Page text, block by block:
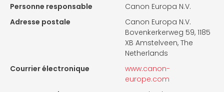
Personne responsable
Canon Europa N.V.
Adresse postale
Canon Europa N.V.
Bovenkerkerweg 59, 1185
XB Amstelveen, The
Netherlands
Courrier électronique
www.canon-
europe.com